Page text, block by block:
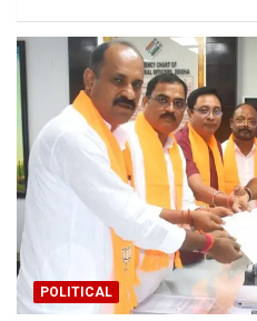
POLITICAL